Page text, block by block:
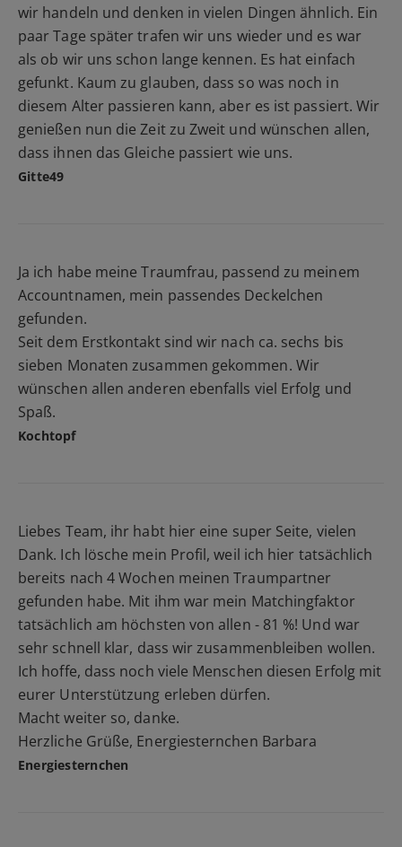
wir handeln und denken in vielen Dingen ähnlich. Ein
paar Tage später trafen wir uns wieder und es war
als ob wir uns schon lange kennen. Es hat einfach
gefunkt. Kaum zu glauben, dass so was noch in
diesem Alter passieren kann, aber es ist passiert. Wir
genießen nun die Zeit zu Zweit und wünschen allen,
dass ihnen das Gleiche passiert wie uns.
Gitte49
Ja ich habe meine Traumfrau, passend zu meinem
Accountnamen, mein passendes Deckelchen
gefunden.
Seit dem Erstkontakt sind wir nach ca. sechs bis
sieben Monaten zusammen gekommen. Wir
wünschen allen anderen ebenfalls viel Erfolg und
Spaß.
Kochtopf
Liebes Team, ihr habt hier eine super Seite, vielen
Dank. Ich lösche mein Profil, weil ich hier tatsächlich
bereits nach 4 Wochen meinen Traumpartner
gefunden habe. Mit ihm war mein Matchingfaktor
tatsächlich am höchsten von allen - 81 %! Und war
sehr schnell klar, dass wir zusammenbleiben wollen.
Ich hoffe, dass noch viele Menschen diesen Erfolg mit
eurer Unterstützung erleben dürfen.
Macht weiter so, danke.
Herzliche Grüße, Energiesternchen Barbara
Energiesternchen